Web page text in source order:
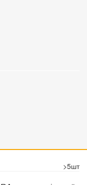
>5шт